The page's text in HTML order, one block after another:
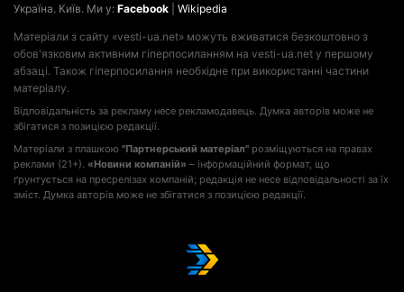
Україна. Київ. Ми у: Facebook Wikipedia
Матеріали з сайту «vesti-ua.net» можуть вживатися безкоштовно з
обов'язковим активним гіперпосиланням на vesti-ua.net у першому
абзаці. Також гіперпосилання необхідне при використанні частини
матеріалу.
Відповідальність за рекламу несе рекламодавець. Думка авторів може не
збігатися з позицією редакції.
Матеріали з плашкою "Партнерський матеріал" розміщуються на правах
реклами (21+). «Новини компаній» – інформаційний формат, що
ґрунтується на пресрелізах компаній; редакція не несе відповідальності за їх
зміст. Думка авторів може не збігатися з позицією редакції.